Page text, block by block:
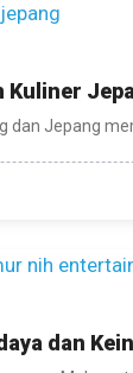
Kuliner
Jepang
dan